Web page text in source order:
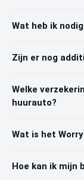
Wat heb ik
Zijn er nog
Welke
huurauto?
Wat is het
Hoe kan ik mijn